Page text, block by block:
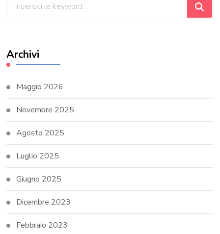
Archivi
Maggio 2026
Novembre 2025
Agosto 2025
Luglio 2025
Giugno 2025
Dicembre 2023
Febbraio 2023